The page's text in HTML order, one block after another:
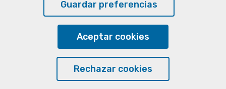
Guardar preferencias
Aceptar cookies
Rechazar cookies